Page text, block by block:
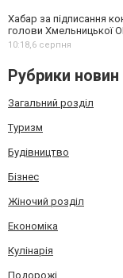
Хабар за підписання
голови Хмельницької
10:18,6 серпня
Рубрики новин
Загальний розділ
Туризм
Будівництво
Бізнес
Жіночий розділ
Економіка
Кулінарія
Подорожі